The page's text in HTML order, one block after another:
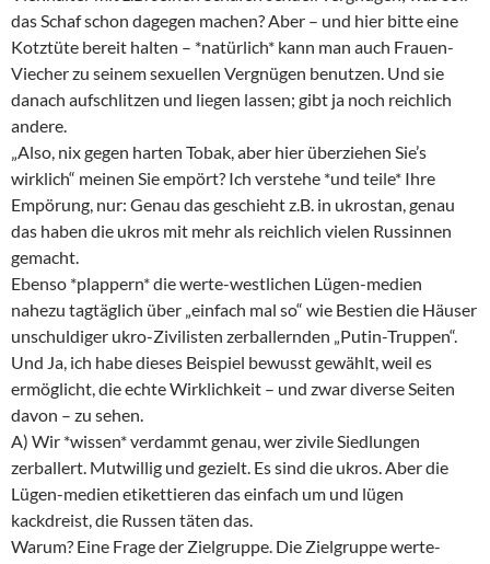
das Schaf schon dagegen machen? Aber – und hier bitte eine
Kotztüte bereit halten – *natürlich* kann man auch Frauen-
Viecher zu seinem sexuellen Vergnügen benutzen. Und sie
danach aufschlitzen und liegen lassen; gibt ja noch reichlich
andere.
„Also, nix gegen harten Tobak, aber hier überziehen Sie’s
wirklich“ meinen Sie empört? Ich verstehe *und teile* Ihre
Empörung, nur: Genau das geschieht z.B. in ukrostan, genau
das haben die ukros mit mehr als reichlich vielen Russinnen
gemacht.
Ebenso *plappern* die werte-westlichen Lügen-medien
nahezu tagtäglich über „einfach mal so“ wie Bestien die Häuser
unschuldiger ukro-Zivilisten zerballernden „Putin-Truppen“.
Und Ja, ich habe dieses Beispiel bewusst gewählt, weil es
ermöglicht, die echte Wirklichkeit – und zwar diverse Seiten
davon – zu sehen.
A) Wir *wissen* verdammt genau, wer zivile Siedlungen
zerballert. Mutwillig und gezielt. Es sind die ukros. Aber die
Lügen-medien etikettieren das einfach um und lügen
kackdreist, die Russen täten das.
Warum? Eine Frage der Zielgruppe. Die Zielgruppe werte-